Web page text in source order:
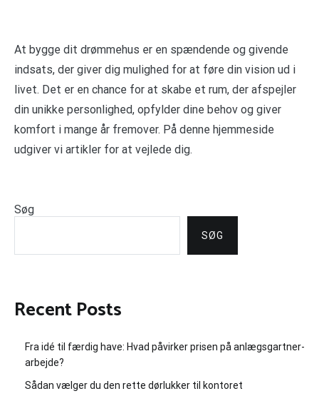
At bygge dit drømmehus er en spændende og givende
indsats, der giver dig mulighed for at føre din vision ud i
livet. Det er en chance for at skabe et rum, der afspejler
din unikke personlighed, opfylder dine behov og giver
komfort i mange år fremover. På denne hjemmeside
udgiver vi artikler for at vejlede dig.
Søg
SØG
Recent Posts
Fra idé til færdig have: Hvad påvirker prisen på anlægsgartner-
arbejde?
Sådan vælger du den rette dørlukker til kontoret